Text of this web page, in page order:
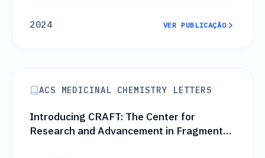
2024
VER PUBLICAÇÃO
ACS MEDICINAL CHEMISTRY LETTERS
Introducing CRAFT: The Center for
Research and Advancement in Fragments